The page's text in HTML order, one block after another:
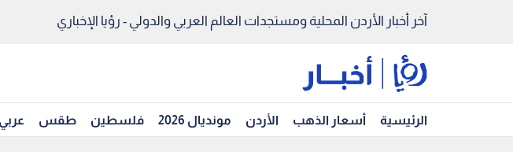
آخر أخبار الأردن المحلية ومستجدات العالم العربي والدولي - رؤيا الإخباري
الرئيسية أسعار الذهب الأردن مونديال 2026 فلسطين طقس